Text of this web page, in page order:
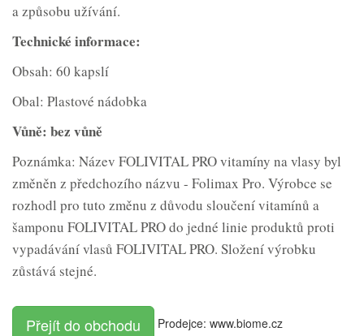
a způsobu užívání.
Technické informace:
Obsah: 60 kapslí
Obal: Plastové nádobka
Vůně: bez vůně
Poznámka: Název FOLIVITAL PRO vitamíny na vlasy byl
změněn z předchozího názvu - Folimax Pro. Výrobce se
rozhodl pro tuto změnu z důvodu sloučení vitamínů a
šamponu FOLIVITAL PRO do jedné linie produktů proti
vypadávání vlasů FOLIVITAL PRO. Složení výrobku
zůstává stejné.
Přejít do obchodu Prodejce: www.biome.cz